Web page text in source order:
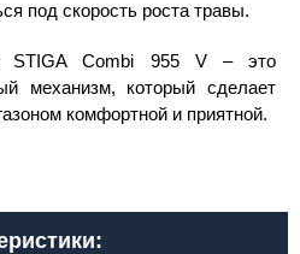
под скорость роста травы.
STIGA Combi 955 V – это
механизм, который сделает
комфортной и приятной.